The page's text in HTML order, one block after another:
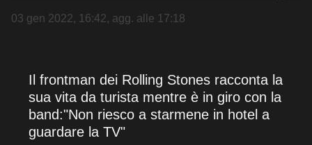
03 gen 2022, 16:42, agg. alle 17:18
Il frontman dei Rolling Stones racconta la
sua vita da turista mentre è in giro con la
band:"Non riesco a starmene in hotel a
guardare la TV"